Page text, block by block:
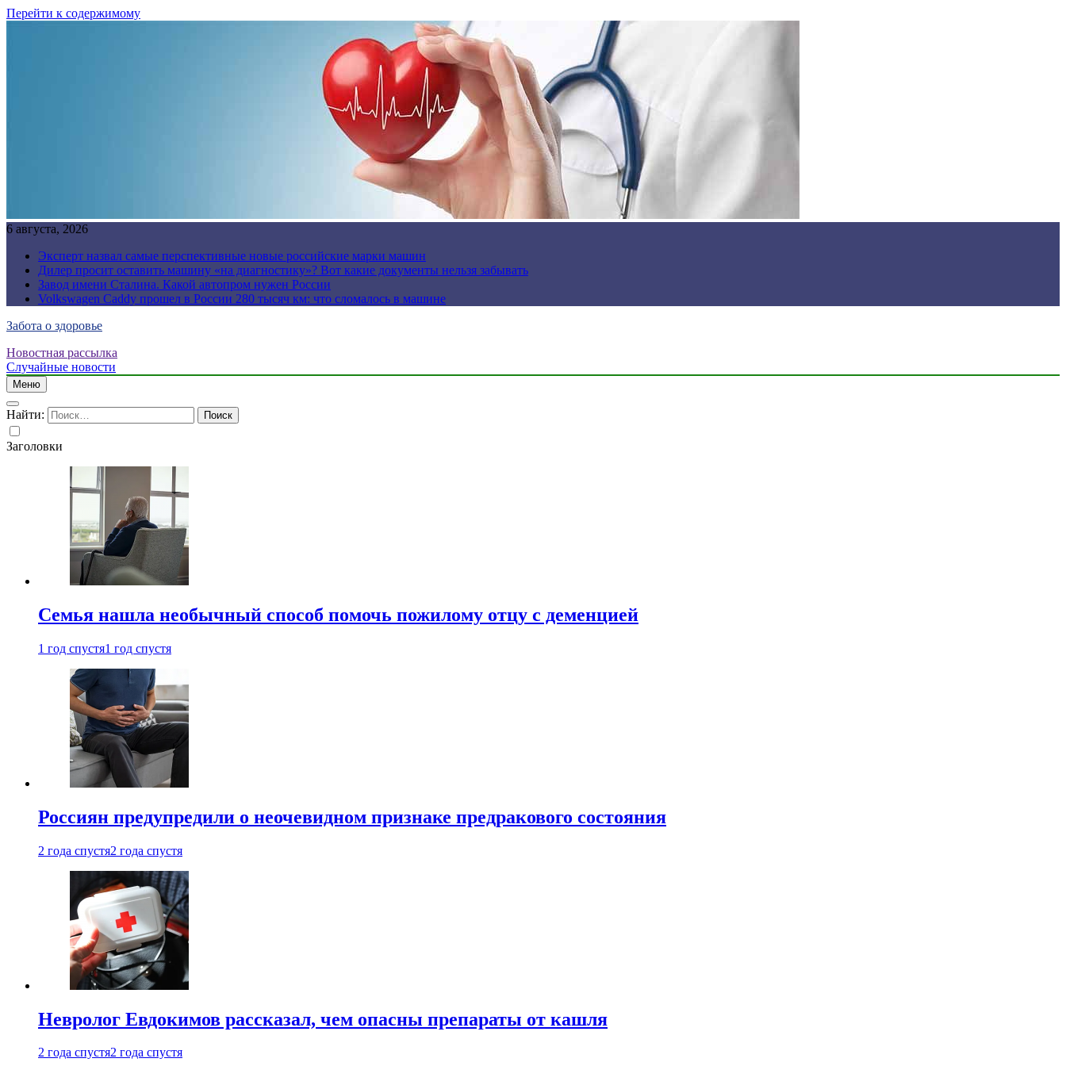
Перейти к содержимому
6 августа, 2026
Эксперт назвал самые перспективные новые российские марки машин
Дилер просит оставить машину «на диагностику»? Вот какие документы нельзя забывать
Завод имени Сталина. Какой автопром нужен России
Volkswagen Caddy прошел в России 280 тысяч км: что сломалось в машине
Забота о здоровье
Новостная рассылка
Случайные новости
Меню
Найти:
Заголовки
Семья нашла необычный способ помочь пожилому отцу с деменцией
1 год спустя1 год спустя
Россиян предупредили о неочевидном признаке предракового состояния
2 года спустя2 года спустя
Невролог Евдокимов рассказал, чем опасны препараты от кашля
2 года спустя2 года спустя